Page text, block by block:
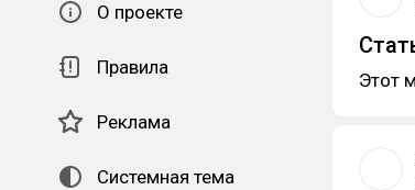
О проекте
Правила
Реклама
Системная тема
Этот